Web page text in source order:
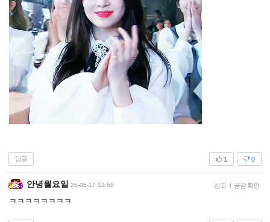
답글 0
1
안녕월요일 26-05-17 12:58 신고 공감 확인
ㅋㅋㅋㅋㅋㅋㅋㅋ